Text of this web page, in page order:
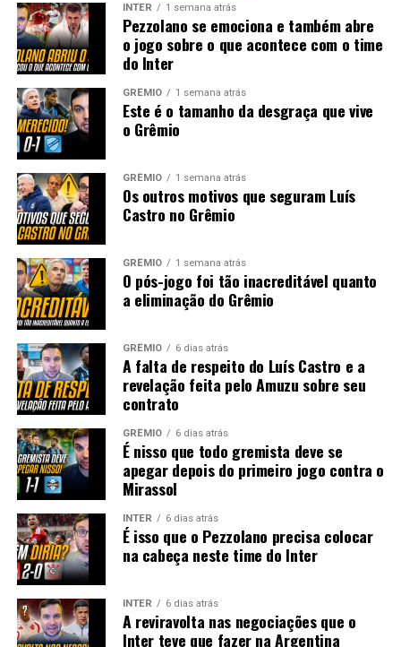
INTER 1 semana atrás
Pezzolano se emociona e também abre
o jogo sobre o que acontece com o time
do Inter
GRÊMIO 1 semana atrás
Este é o tamanho da desgraça que vive
o Grêmio
GRÊMIO 1 semana atrás
Os outros motivos que seguram Luís
Castro no Grêmio
GRÊMIO 1 semana atrás
O pós-jogo foi tão inacreditável quanto
a eliminação do Grêmio
GRÊMIO 6 dias atrás
A falta de respeito do Luís Castro e a
revelação feita pelo Amuzu sobre seu
contrato
GRÊMIO 6 dias atrás
É nisso que todo gremista deve se
apegar depois do primeiro jogo contra o
Mirassol
INTER 6 dias atrás
É isso que o Pezzolano precisa colocar
na cabeça neste time do Inter
INTER 6 dias atrás
A reviravolta nas negociações que o
Inter teve que fazer na Argentina